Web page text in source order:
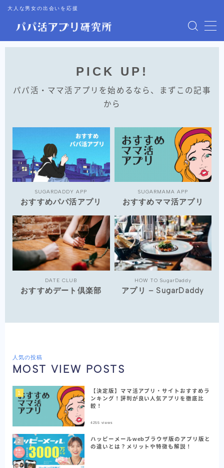
大人な男女の出会いを応援
パパ活アプリまとめ
ママ活アプリまとめ
デート倶楽部まとめ
2024年最新記事一覧
2023年記事一覧
運営者情報
著者紹介
プライバシーポリシー
PICK UP!
パパ活・ママ活アプリを始めるなら、まずこの記事
から
SUGARDADDY APP
おすすめパパ活アプリ
SUGARMAMA APP
おすすめママ活アプリ
DATE CLUB
おすすめデート倶楽部
HOW TO SugarDaddy
アプリ – SugarDaddy
人気の投稿
MOST VIEW POSTS
【決定版】ママ活アプリ・サイトおすすめラ
ンキング！評判が良い人気アプリを徹底比
較！
4255 views
ハッピーメールwebブラウザ版のアプリ版と
の違いとは？メリットや特徴も解説！